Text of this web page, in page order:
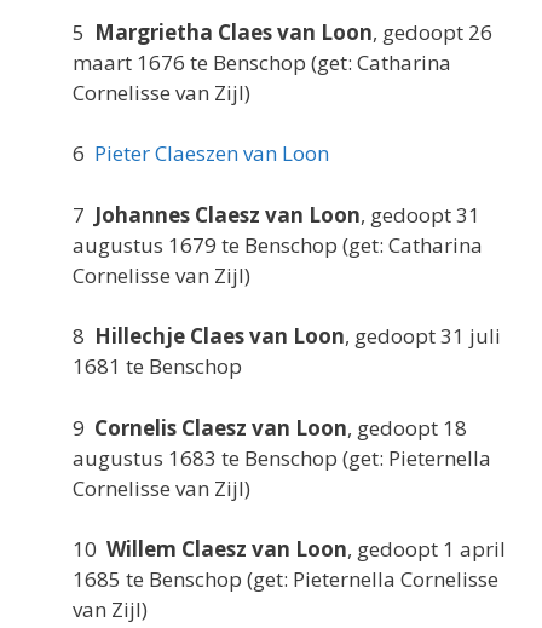
5 Margrietha Claes van Loon, gedoopt 26
maart 1676 te Benschop (get: Catharina
Cornelisse van Zijl)
6 Pieter Claeszen van Loon
7 Johannes Claesz van Loon, gedoopt 31
augustus 1679 te Benschop (get: Catharina
Cornelisse van Zijl)
8 Hillechje Claes van Loon, gedoopt 31 juli
1681 te Benschop
9 Cornelis Claesz van Loon, gedoopt 18
augustus 1683 te Benschop (get: Pieternella
Cornelisse van Zijl)
10 Willem Claesz van Loon, gedoopt 1 april
1685 te Benschop (get: Pieternella Cornelisse
van Zijl)